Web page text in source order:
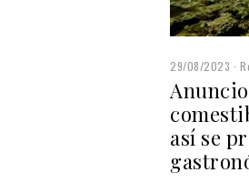
29/08/2023
así se